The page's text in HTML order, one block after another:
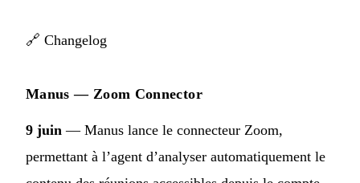
🔗 Changelog
Manus — Zoom Connector
9 juin — Manus lance le connecteur Zoom,
permettant à l’agent d’analyser automatiquement le